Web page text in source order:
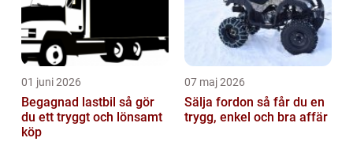
01 juni 2026
Begagnad lastbil så gör
du ett tryggt och lönsamt
köp
07 maj 2026
Sälja fordon så får du en
trygg, enkel och bra affär